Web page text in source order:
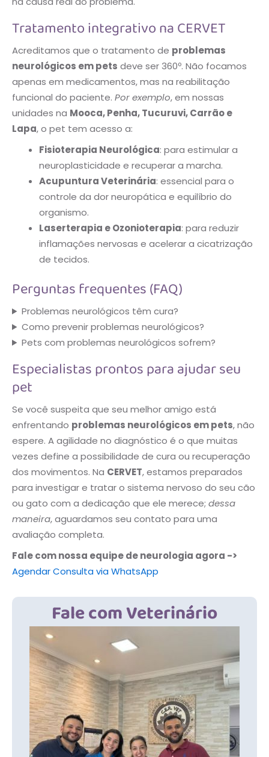
Tratamento integrativo na CERVET
Acreditamos que o tratamento de problemas
neurológicos em pets deve ser 360º. Não focamos
apenas em medicamentos, mas na reabilitação
funcional do paciente. Por exemplo, em nossas
unidades na Mooca, Penha, Tucuruvi, Carrão e
Lapa, o pet tem acesso a:
Fisioterapia Neurológica: para estimular a
neuroplasticidade e recuperar a marcha.
Acupuntura Veterinária: essencial para o
controle da dor neuropática e equilíbrio do
organismo.
Laserterapia e Ozonioterapia: para reduzir
inflamações nervosas e acelerar a cicatrização
de tecidos.
Perguntas frequentes (FAQ)
Problemas neurológicos têm cura?
Como prevenir problemas neurológicos?
Pets com problemas neurológicos sofrem?
Especialistas prontos para ajudar seu
pet
Se você suspeita que seu melhor amigo está
enfrentando problemas neurológicos em pets, não
espere. A agilidade no diagnóstico é o que muitas
vezes define a possibilidade de cura ou recuperação
dos movimentos. Na CERVET, estamos preparados
para investigar e tratar o sistema nervoso do seu cão
ou gato com a dedicação que ele merece; dessa
maneira, aguardamos seu contato para uma
avaliação completa.
Fale com nossa equipe de neurologia agora ->
Agendar Consulta via WhatsApp
Fale com Veterinário